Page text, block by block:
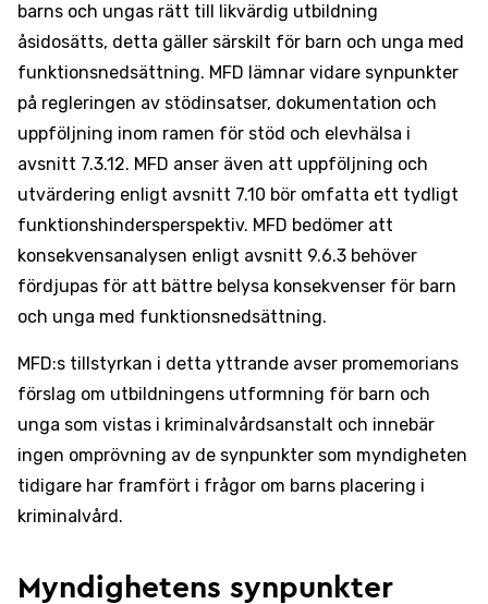
barns och ungas rätt till likvärdig utbildning
åsidosätts, detta gäller särskilt för barn och unga med
funktionsnedsättning. MFD lämnar vidare synpunkter
på regleringen av stödinsatser, dokumentation och
uppföljning inom ramen för stöd och elevhälsa i
avsnitt 7.3.12. MFD anser även att uppföljning och
utvärdering enligt avsnitt 7.10 bör omfatta ett tydligt
funktionshindersperspektiv. MFD bedömer att
konsekvensanalysen enligt avsnitt 9.6.3 behöver
fördjupas för att bättre belysa konsekvenser för barn
och unga med funktionsnedsättning.
MFD:s tillstyrkan i detta yttrande avser promemorians
förslag om utbildningens utformning för barn och
unga som vistas i kriminalvårdsanstalt och innebär
ingen omprövning av de synpunkter som myndigheten
tidigare har framfört i frågor om barns placering i
kriminalvård.
Myndighetens synpunkter